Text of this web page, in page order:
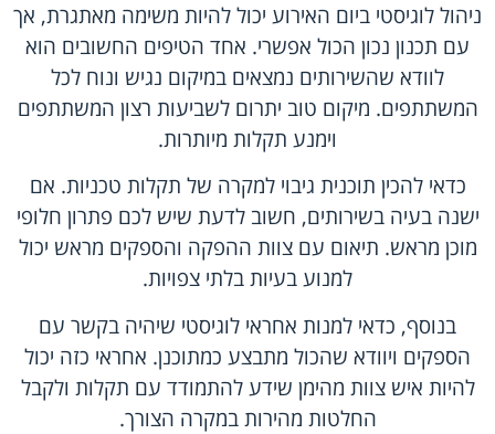
ניהול לוגיסטי ביום האירוע יכול להיות משימה מאתגרת, אך
עם תכנון נכון הכול אפשרי. אחד הטיפים החשובים הוא
לוודא שהשירותים נמצאים במיקום נגיש ונוח לכל
המשתתפים. מיקום טוב יתרום לשביעות רצון המשתתפים
וימנע תקלות מיותרות.
כדאי להכין תוכנית גיבוי למקרה של תקלות טכניות. אם
ישנה בעיה בשירותים, חשוב לדעת שיש לכם פתרון חלופי
מוכן מראש. תיאום עם צוות ההפקה והספקים מראש יכול
למנוע בעיות בלתי צפויות.
בנוסף, כדאי למנות אחראי לוגיסטי שיהיה בקשר עם
הספקים ויוודא שהכול מתבצע כמתוכנן. אחראי כזה יכול
להיות איש צוות מהימן שידע להתמודד עם תקלות ולקבל
החלטות מהירות במקרה הצורך.